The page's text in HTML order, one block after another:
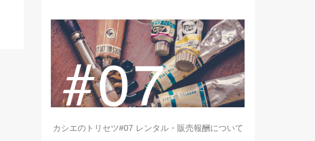
カシエのトリセツ#07 レンタル・販売報酬について